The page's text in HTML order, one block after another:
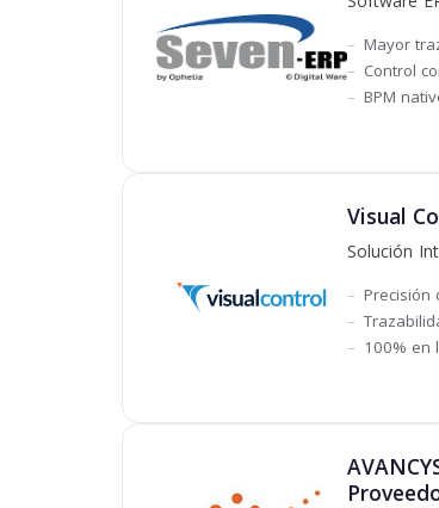
Mayor
Control
BPM
Visual
Solución
Precisión
100% en